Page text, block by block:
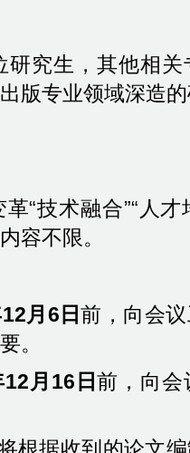
研究生，其他相
版专业领域深造
“技术融合”“人才
容不限。
12月 6 日前，向会
。
12 月 16 日前，向会